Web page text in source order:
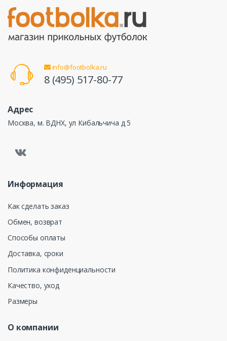
info@footbolka.ru
8 (495) 517-80-77
Адрес
Москва, м. ВДНХ, ул Кибальчича д 5
Информация
Как сделать заказ
Обмен, возврат
Способы оплаты
Доставка, сроки
Политика конфиденциальности
Качество, уход
Размеры
О компании